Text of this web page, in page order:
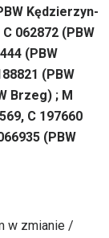
Kędzierzyn-
062872 (PBW
(PBW
(PBW
Brzeg) ; M
C 197660
(PBW
w zmianie /